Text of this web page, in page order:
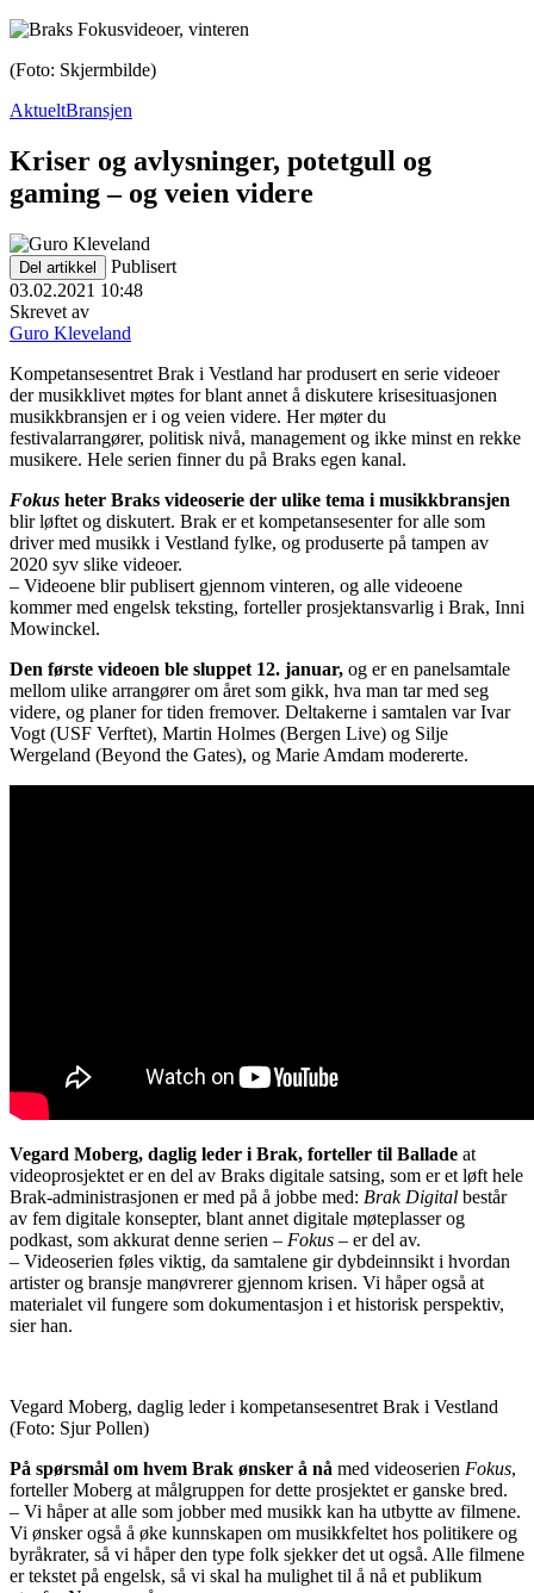
(Foto: Skjermbilde)
AktueltBransjen
Kriser og avlysninger, potetgull og
gaming – og veien videre
Del artikkel
Publisert
03.02.2021 10:48
Skrevet av
Guro Kleveland
Kompetansesentret Brak i Vestland har produsert en serie videoer
der musikklivet møtes for blant annet å diskutere krisesituasjonen
musikkbransjen er i og veien videre. Her møter du
festivalarrangører, politisk nivå, management og ikke minst en rekke
musikere. Hele serien finner du på Braks egen kanal.
Fokus heter Braks videoserie der ulike tema i musikkbransjen
blir løftet og diskutert. Brak er et kompetansesenter for alle som
driver med musikk i Vestland fylke, og produserte på tampen av
2020 syv slike videoer.
– Videoene blir publisert gjennom vinteren, og alle videoene
kommer med engelsk teksting, forteller prosjektansvarlig i Brak, Inni
Mowinckel.
Den første videoen ble sluppet 12. januar, og er en panelsamtale
mellom ulike arrangører om året som gikk, hva man tar med seg
videre, og planer for tiden fremover. Deltakerne i samtalen var Ivar
Vogt (USF Verftet), Martin Holmes (Bergen Live) og Silje
Wergeland (Beyond the Gates), og Marie Amdam modererte.
Vegard Moberg, daglig leder i Brak, forteller til Ballade at
videoprosjektet er en del av Braks digitale satsing, som er et løft hele
Brak-administrasjonen er med på å jobbe med: Brak Digital består
av fem digitale konsepter, blant annet digitale møteplasser og
podkast, som akkurat denne serien – Fokus – er del av.
– Videoserien føles viktig, da samtalene gir dybdeinnsikt i hvordan
artister og bransje manøvrerer gjennom krisen. Vi håper også at
materialet vil fungere som dokumentasjon i et historisk perspektiv,
sier han.
Vegard Moberg, daglig leder i kompetansesentret Brak i Vestland
(Foto: Sjur Pollen)
På spørsmål om hvem Brak ønsker å nå med videoserien Fokus,
forteller Moberg at målgruppen for dette prosjektet er ganske bred.
– Vi håper at alle som jobber med musikk kan ha utbytte av filmene.
Vi ønsker også å øke kunnskapen om musikkfeltet hos politikere og
byråkrater, så vi håper den type folk sjekker det ut også. Alle filmene
er tekstet på engelsk, så vi skal ha mulighet til å nå et publikum